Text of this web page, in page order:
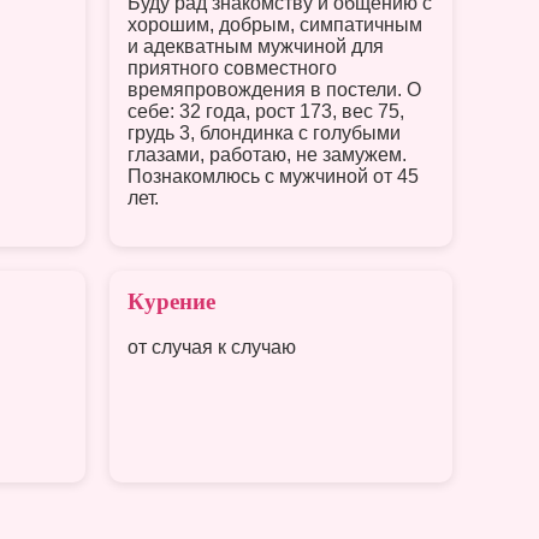
хорошим, добрым, симпатичным
и адекватным мужчиной для
приятного совместного
времяпровождения в постели. О
себе: 32 года, рост 173, вес 75,
грудь 3, блондинка с голубыми
глазами, работаю, не замужем.
Познакомлюсь с мужчиной от 45
лет.
Курение
от случая к случаю